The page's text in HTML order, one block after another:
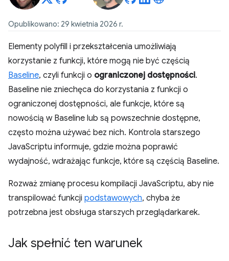
Opublikowano: 29 kwietnia 2026 r.
Elementy polyfill i przekształcenia umożliwiają
korzystanie z funkcji, które mogą nie być częścią
Baseline, czyli funkcji o ograniczonej dostępności.
Baseline nie zniechęca do korzystania z funkcji o
ograniczonej dostępności, ale funkcje, które są
nowością w Baseline lub są powszechnie dostępne,
często można używać bez nich. Kontrola starszego
JavaScriptu informuje, gdzie można poprawić
wydajność, wdrażając funkcje, które są częścią Baseline.
Rozważ zmianę procesu kompilacji JavaScriptu, aby nie
transpilować funkcji podstawowych, chyba że
potrzebna jest obsługa starszych przeglądarkarek.
Jak spełnić ten warunek